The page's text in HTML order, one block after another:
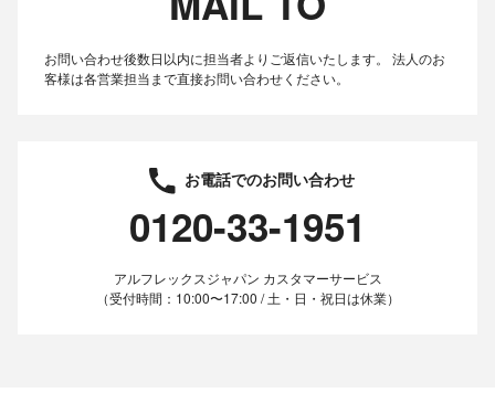
お問い合わせ後数日以内に担当者よりご返信いたします。
法人のお
客様は各営業担当まで直接お問い合わせください。
お電話でのお問い合わせ
0120-33-1951
アルフレックスジャパン カスタマーサービス
（受付時間：10:00〜17:00 / 土・日・祝日は休業）